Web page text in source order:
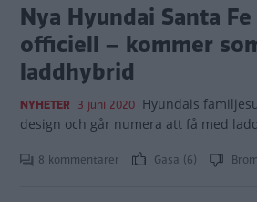
Nya Hyundai Santa Fe
officiell – kommer
laddhybrid
NYHETER 3 juni 2020 Hyundais
design och går numera att få med
8 kommentarer Gasa (6)